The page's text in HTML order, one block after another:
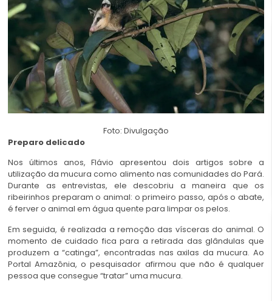
Foto: Divulgação
Preparo delicado
Nos últimos anos, Flávio apresentou dois artigos sobre a
utilização da mucura como alimento nas comunidades do Pará.
Durante as entrevistas, ele descobriu a maneira que os
ribeirinhos preparam o animal: o primeiro passo, após o abate,
é ferver o animal em água quente para limpar os pelos.
Em seguida, é realizada a remoção das vísceras do animal. O
momento de cuidado fica para a retirada das glândulas que
produzem a “catinga”, encontradas nas axilas da mucura. Ao
Portal Amazônia, o pesquisador afirmou que não é qualquer
pessoa que consegue “tratar” uma mucura.